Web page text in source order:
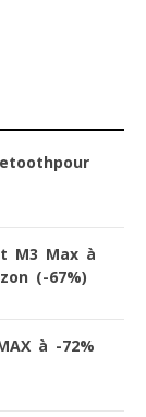
M3 Max à
(-67%)
à -72%